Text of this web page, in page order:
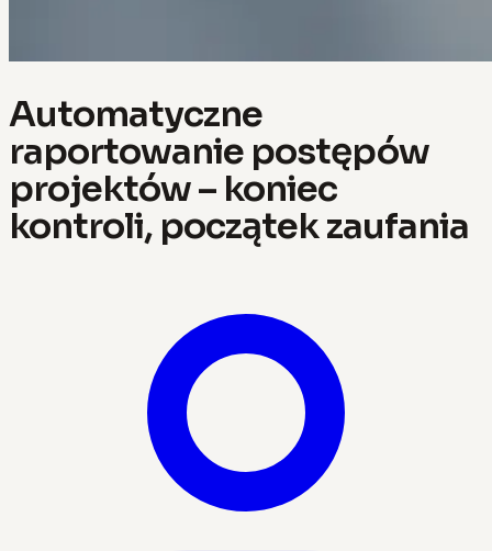
Automatyczne
raportowanie postępów
projektów – koniec
kontroli, początek zaufania